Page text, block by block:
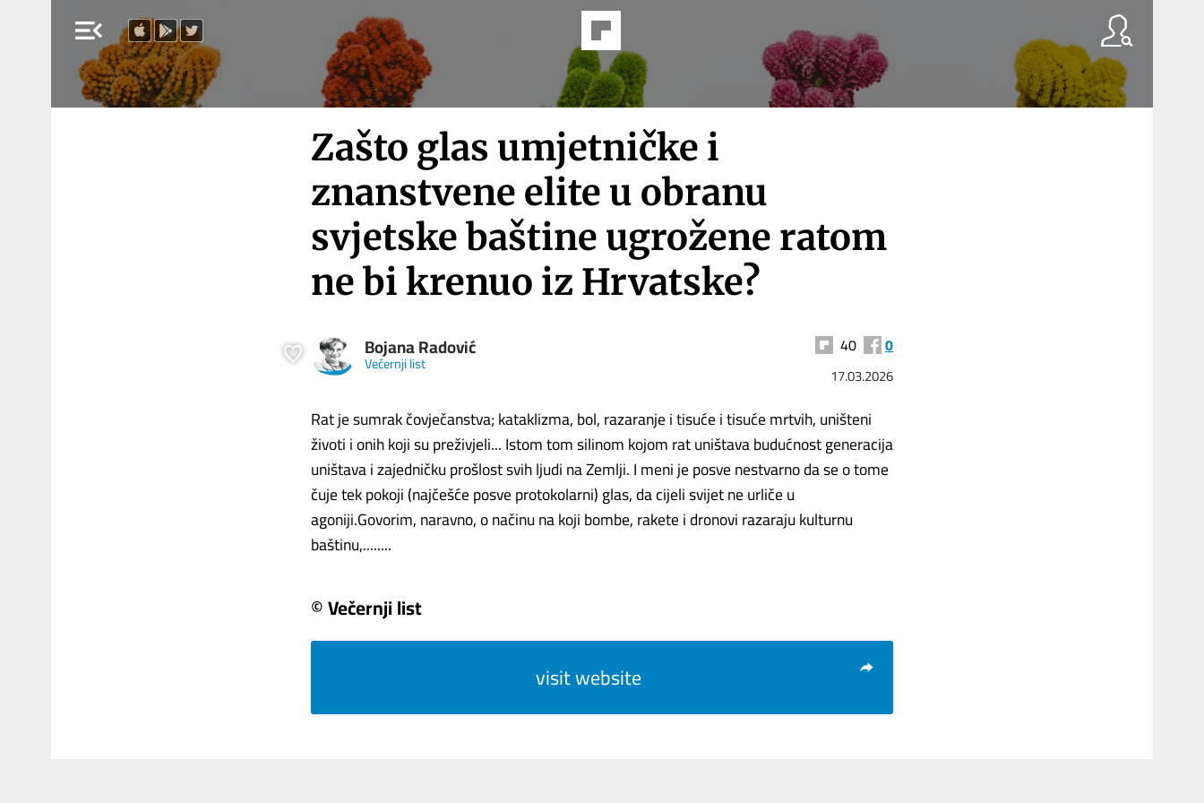
menu_open
Zašto glas umjetničke i
znanstvene elite u obranu
svjetske baštine ugrožene ratom
ne bi krenuo iz Hrvatske?
Bojana Radović
Večernji list
40 0
17.03.2026
Rat je sumrak čovječanstva; kataklizma, bol, razaranje i tisuće i tisuće mrtvih, uništeni
životi i onih koji su preživjeli... Istom tom silinom kojom rat uništava budućnost generacija
uništava i zajedničku prošlost svih ljudi na Zemlji. I meni je posve nestvarno da se o tome
čuje tek pokoji (najčešće posve protokolarni) glas, da cijeli svijet ne urliče u
agoniji.Govorim, naravno, o načinu na koji bombe, rakete i dronovi razaraju kulturnu
baštinu,........
© Večernji list
visit website